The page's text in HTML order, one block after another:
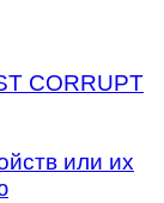
CORRUPT
или их